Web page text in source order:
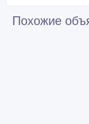
Похожие